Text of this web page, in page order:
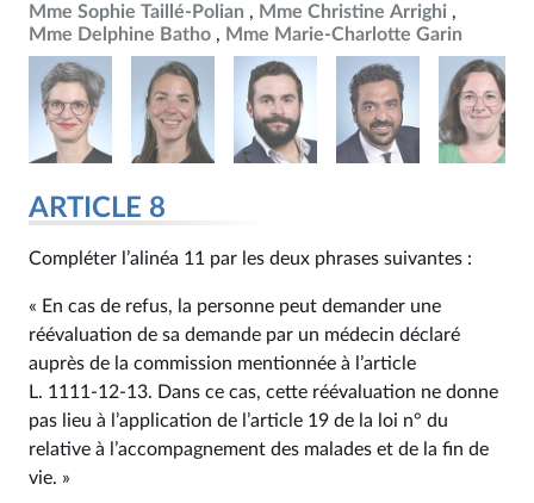
Mme Sophie Taillé-Polian
Mme Christine Arrighi
Mme Delphine Batho
Mme Marie-Charlotte Garin
ARTICLE 8
Compléter l’alinéa 11 par les deux phrases suivantes :
« En cas de refus, la personne peut demander une
réévaluation de sa demande par un médecin déclaré
auprès de la commission mentionnée à l’article
L. 1111‑12‑13. Dans ce cas, cette réévaluation ne donne
pas lieu à l’application de l’article 19 de la loi n° du
relative à l’accompagnement des malades et de la fin de
vie. »